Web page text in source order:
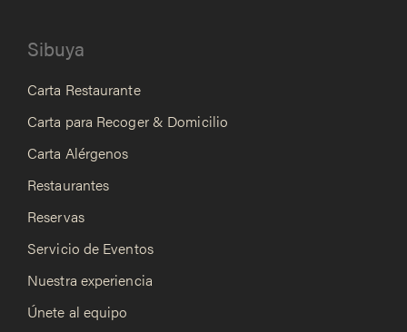
Sibuya
Carta Restaurante
Carta para Recoger & Domicilio
Carta Alérgenos
Restaurantes
Reservas
Servicio de Eventos
Nuestra experiencia
Únete al equipo